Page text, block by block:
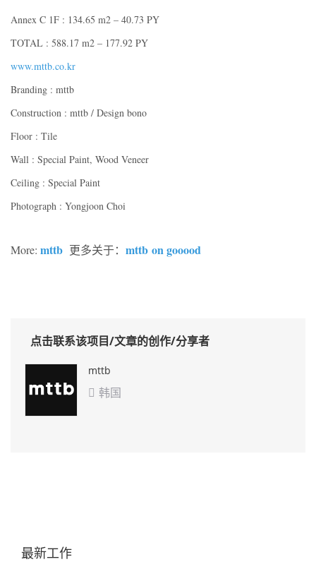
Annex C 1F : 134.65 m2 – 40.73 PY
TOTAL : 588.17 m2 – 177.92 PY
www.mttb.co.kr
Branding : mttb
Construction : mttb / Design bono
Floor : Tile
Wall : Special Paint, Wood Veneer
Ceiling : Special Paint
Photograph : Yongjoon Choi
More: mttb 更多关于： mttb on gooood
点击联系该项目/文章的创作/分享者
mttb
 韩国
最新工作